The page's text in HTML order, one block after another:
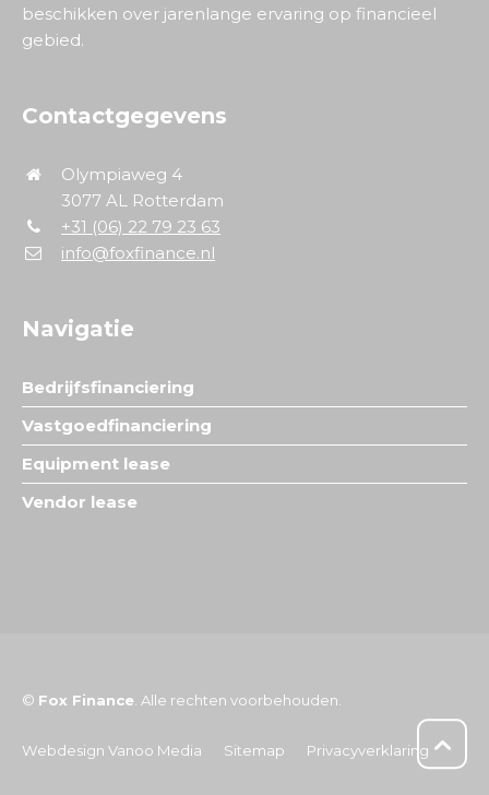
beschikken over jarenlange ervaring op financieel
gebied.
Contactgegevens
Olympiaweg 4
3077 AL Rotterdam
+31 (06) 22 79 23 63
info@foxfinance.nl
Navigatie
Bedrijfsfinanciering
Vastgoedfinanciering
Equipment lease
Vendor lease
© Fox Finance . Alle rechten voorbehouden.
Webdesign Vanoo Media Sitemap Privacyverklaring